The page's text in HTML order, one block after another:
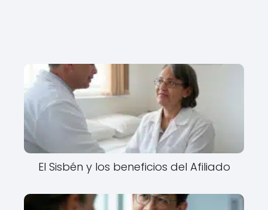
El Sisbén y los beneficios del Afiliado